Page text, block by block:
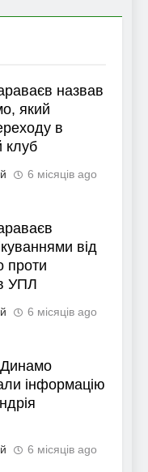
назвав
який
в
клуб
6 місяців ago
від
проти
УПЛ
6 місяців ago
Динамо
інформацію
6 місяців ago